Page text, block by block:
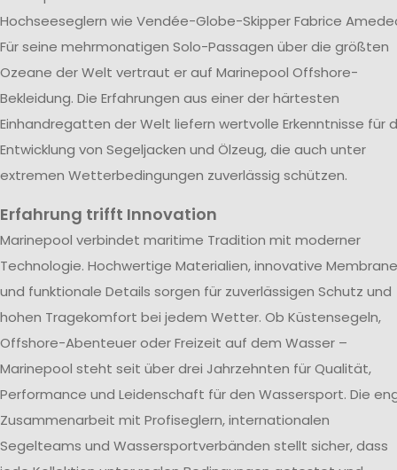
Hochseeseglern wie Vendée-Globe-Skipper Fabrice
Für seine mehrmonatigen Solo-Passagen über die größten
Ozeane der Welt vertraut er auf Marinepool Offshore-
Bekleidung. Die Erfahrungen aus einer der härtesten
Einhandregatten der Welt liefern wertvolle Erkenntnisse für
Entwicklung von Segeljacken und Ölzeug, die auch unter
extremen Wetterbedingungen zuverlässig schützen.
Erfahrung trifft Innovation
Marinepool verbindet maritime Tradition mit moderner
Technologie. Hochwertige Materialien, innovative
und funktionale Details sorgen für zuverlässigen Schutz und
hohen Tragekomfort bei jedem Wetter. Ob Küstensegeln,
Offshore-Abenteuer oder Freizeit auf dem Wasser –
Marinepool steht seit über drei Jahrzehnten für Qualität,
Performance und Leidenschaft für den Wassersport. Die
Zusammenarbeit mit Profiseglern, internationalen
Segelteams und Wassersportverbänden stellt sicher, dass